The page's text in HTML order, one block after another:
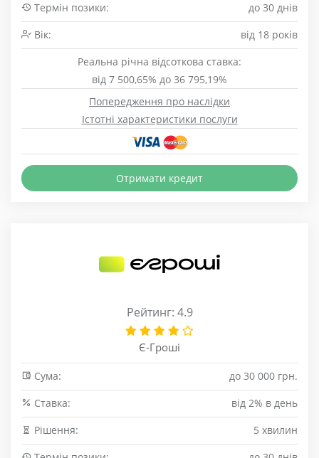
Термін позики:
до 30 днів
Вік:
від 18 років
Реальна річна відсоткова ставка:
від 7 500,65% до 36 795,19%
Попередження про наслідки
Істотні характеристики послуги
Отримати кредит
Рейтинг: 4.9
Є-Гроші
Сума:
до 30 000 грн.
Cтавка:
від 2% в день
Рішення:
5 хвилин